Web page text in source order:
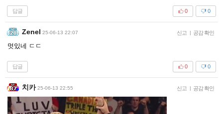
답글 0
0
Zenel 25-06-13 22:07 신고 | 공감 확인
멋있네 ㄷㄷ
답글 0
0
치카 25-06-13 22:55 신고 | 공감 확인